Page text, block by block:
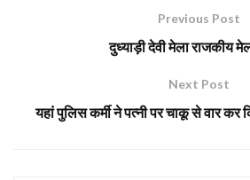
Previous Post
दुध्याड़ी देवी मेला राजकीय
Next Post
यहां पुलिस कर्मी ने पत्नी पर चाकू से वार कर